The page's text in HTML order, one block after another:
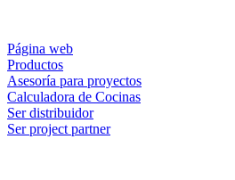
Página web
Productos
Asesoría para proyectos
Calculadora de Cocinas
Ser distribuidor
Ser project partner